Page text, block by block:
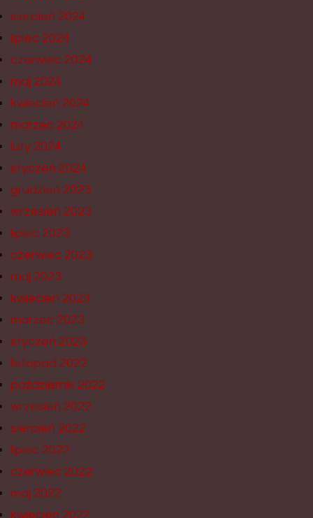
sierpień 2024
lipiec 2024
czerwiec 2024
maj 2024
kwiecień 2024
marzec 2024
luty 2024
styczeń 2024
grudzień 2023
wrzesień 2023
lipiec 2023
czerwiec 2023
maj 2023
kwiecień 2023
marzec 2023
styczeń 2023
listopad 2022
październik 2022
wrzesień 2022
sierpień 2022
lipiec 2022
czerwiec 2022
maj 2022
kwiecień 2022